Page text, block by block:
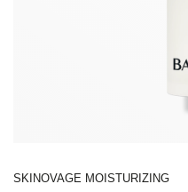
SKINOVAGE MOISTURIZING